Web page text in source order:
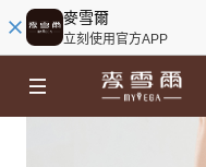
麥雪爾
立刻使用官方APP